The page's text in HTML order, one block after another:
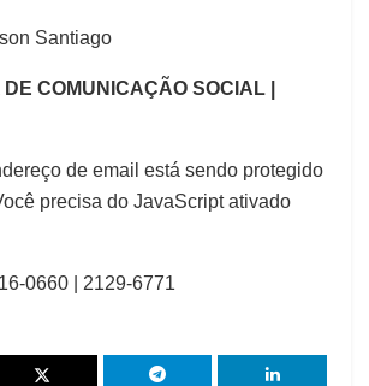
Santiago
COMUNICAÇÃO SOCIAL |
de email está sendo protegido
precisa do JavaScript ativado
0660 | 2129-6771